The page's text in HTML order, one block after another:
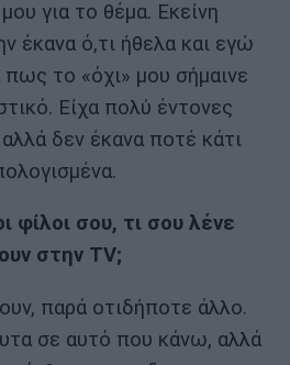
για το θέμα. Εκείνη
έκανα ό,τι ήθελα και εγώ
το «όχι» μου σήμαινε
Είχα πολύ έντονες
δεν έκανα ποτέ κάτι
φίλοι σου, τι σου λένε
στην TV;
παρά οτιδήποτε άλλο.
σε αυτό που κάνω, αλλά